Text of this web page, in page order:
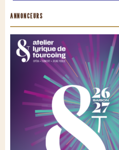
ANNONCEURS